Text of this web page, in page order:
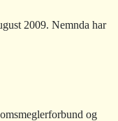
2009. Nemnda har
og